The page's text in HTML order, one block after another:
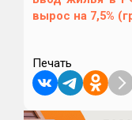
вырос на 7,5%
Печать